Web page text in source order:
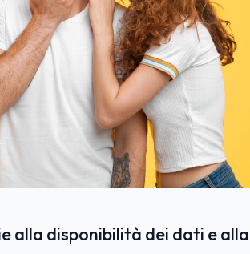
alla disponibilità dei dati e